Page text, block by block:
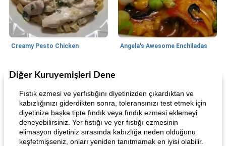
Creamy Pesto Chicken Angela's Awesome Enchiladas
105dakika
World Cuisine
Diğer Kuruyemişleri Dene
Fıstık ezmesi ve yerfıstığını diyetinizden çıkardıktan ve
kabızlığınızı giderdikten sonra, toleransınızı test etmek için
diyetinize başka tipte fındık veya fındık ezmesi eklemeyi
deneyebilirsiniz. Yer fıstığı ve yer fıstığı ezmesinin
elimasyon diyetiniz sırasında kabızlığa neden olduğunu
keşfetmişseniz, onları yeniden tanıtmamak en iyisi olabilir.